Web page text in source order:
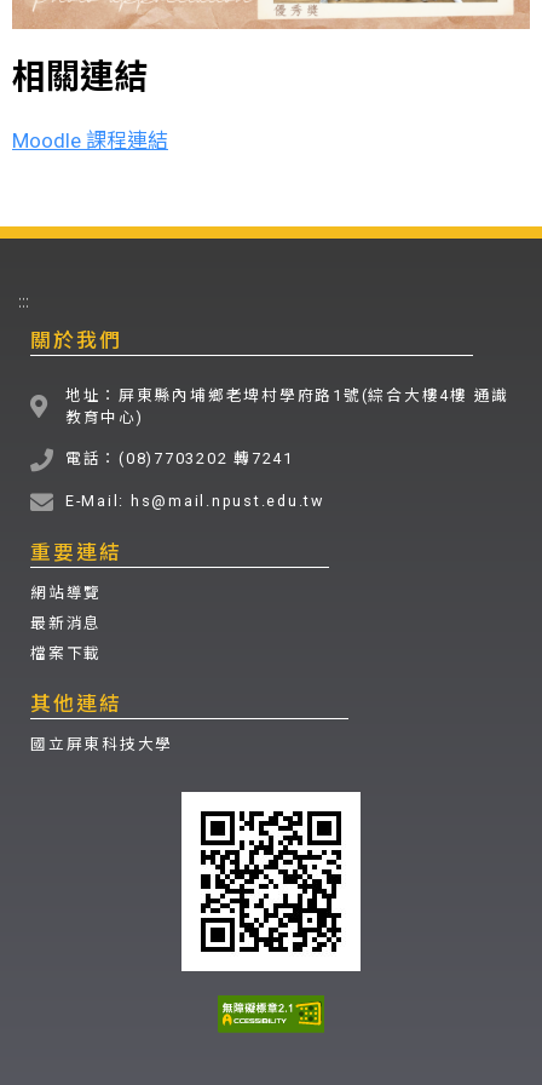
相關連結
Moodle 課程連結
:::
關於我們
地址：屏東縣內埔鄉老埤村學府路1號(綜合大樓4樓 通識
教育中心)
電話：(08)7703202 轉7241
E-Mail: hs@mail.npust.edu.tw
重要連結
網站導覽
最新消息
檔案下載
其他連結
國立屏東科技大學